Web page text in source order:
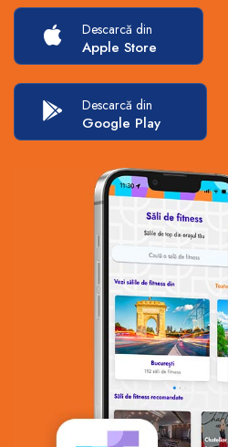
Descarcă din
Apple Store
Descarcă din
Google Play